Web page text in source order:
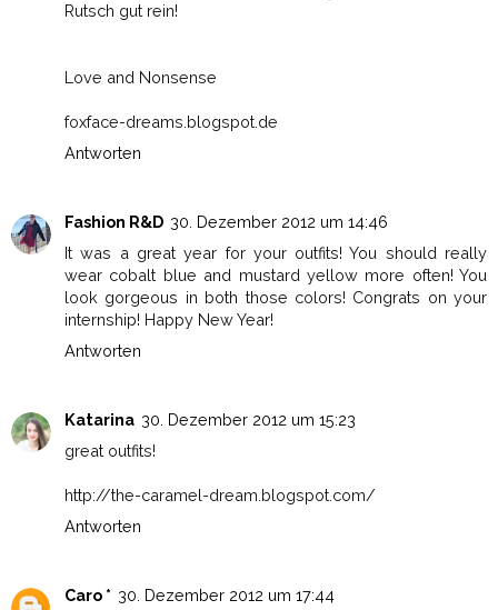
Rutsch gut rein!
Love and Nonsense
foxface-dreams.blogspot.de
Antworten
Fashion R&D 30. Dezember 2012 um 14:46
It was a great year for your outfits! You should really
wear cobalt blue and mustard yellow more often! You
look gorgeous in both those colors! Congrats on your
internship! Happy New Year!
Antworten
Katarina 30. Dezember 2012 um 15:23
great outfits!
http://the-caramel-dream.blogspot.com/
Antworten
Caro * 30. Dezember 2012 um 17:44